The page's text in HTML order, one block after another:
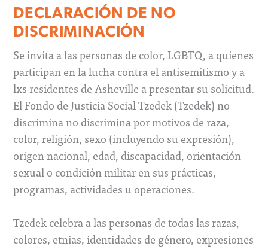
DECLARACIÓN DE NO
DISCRIMINACIÓN
Se invita a las personas de color, LGBTQ, a quienes
participan en la lucha contra el antisemitismo y a
lxs residentes de Asheville a presentar su solicitud.
El Fondo de Justicia Social Tzedek (Tzedek) no
discrimina no discrimina por motivos de raza,
color, religión, sexo (incluyendo su expresión),
origen nacional, edad, discapacidad, orientación
sexual o condición militar en sus prácticas,
programas, actividades u operaciones.
Tzedek celebra a las personas de todas las razas,
colores, etnias, identidades de género, expresiones